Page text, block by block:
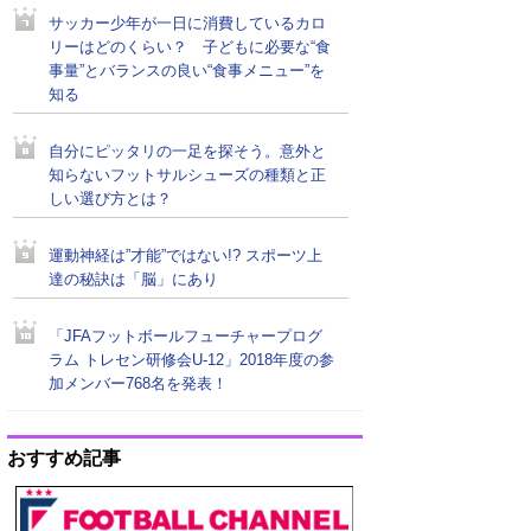
サッカー少年が一日に消費しているカロ
リーはどのくらい？ 子どもに必要な“食
事量”とバランスの良い“食事メニュー”を
知る
自分にピッタリの一足を探そう。意外と
知らないフットサルシューズの種類と正
しい選び方とは？
運動神経は”才能”ではない!? スポーツ上
達の秘訣は「脳」にあり
「JFAフットボールフューチャープログ
ラム トレセン研修会U-12」2018年度の参
加メンバー768名を発表！
おすすめ記事